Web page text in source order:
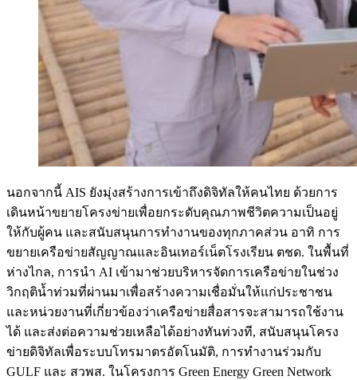
นอกจากนี้ AIS ยังมุ่งสร้างการเข้าถึงดิจิทัลให้คนไทย ด้วยการ
เดินหน้าขยายโครงข่ายเพื่อยกระดับคุณภาพชีวิตความเป็นอยู่
ให้กับผู้คน และสนับสนุนการทำงานของทุกภาคส่วน อาทิ การ
ขยายเครือข่ายสัญญาณและอินเทอร์เน็ตโรงเรียน ตชด. ในพื้นที่
ห่างไกล, การนำ AI เข้ามาช่วยบริหารจัดการเครือข่ายในช่วง
วิกฤติน้ำท่วมที่ผ่านมาเพื่อสร้างความเชื่อมั่นให้แก่ประชาชน
และหน่วยงานที่เกี่ยวข้องว่าเครือข่ายสื่อสารจะสามารถใช้งาน
ได้ และส่งต่อความช่วยเหลือได้อย่างทันท่วงที, สนับสนุนโครง
ข่ายดิจิทัลเพื่อระบบโทรมาตรอัตโนมัติ, การทำงานร่วมกับ
GULF และ สวพส. ในโครงการ Green Energy Green Network